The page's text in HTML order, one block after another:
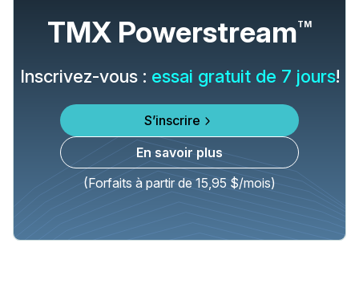
TMX PowerstreamTM
Inscrivez-vous : essai gratuit de 7 jours!
S’inscrire
En savoir plus
(Forfaits à partir de 15,95 $/mois)